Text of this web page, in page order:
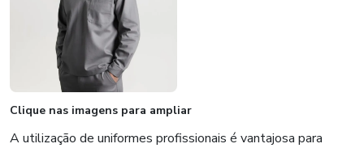
Clique nas imagens para ampliar
A utilização de uniformes profissionais é vantajosa para